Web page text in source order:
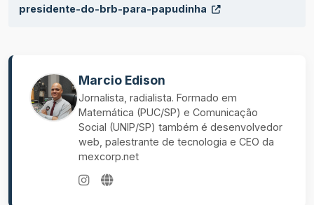
presidente-do-brb-para-papudinha
Marcio Edison
Jornalista, radialista. Formado em
Matemática (PUC/SP) e Comunicação
Social (UNIP/SP) também é desenvolvedor
web, palestrante de tecnologia e CEO da
mexcorp.net